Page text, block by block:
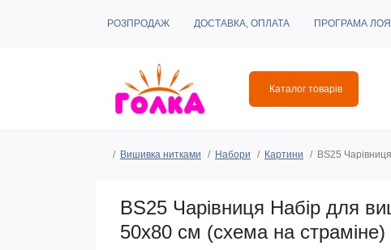
РОЗПРОДАЖ ДОСТАВКА, ОПЛАТА ПРОГРАМА
Каталог товарів
Вишивка нитками Набори Картини BS25
BS25 Чарівниця Набір для
50x80 см (сxема на страміне)